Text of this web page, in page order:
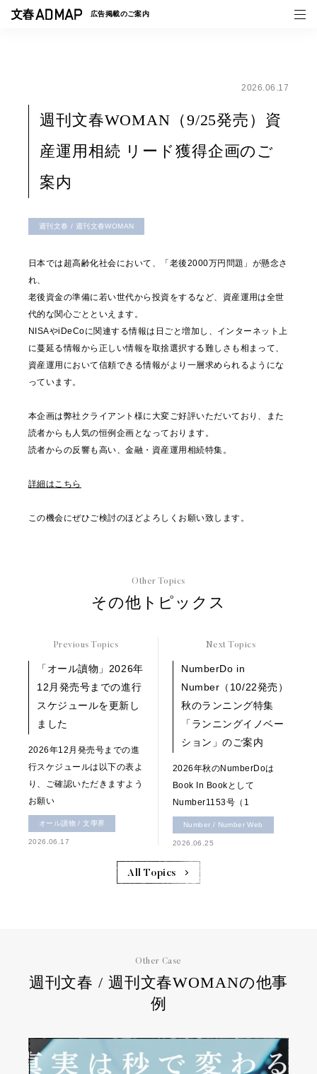
広告掲載のご案内
事例一覧
トピックス
2026.06.17
週刊文春WOMAN（9/25発売）資
産運用相続 リード獲得企画のご
案内
週刊文春 / 週刊文春WOMAN
日本では超高齢化社会において、「老後2000万円問題」が懸念さ
れ、
老後資金の準備に若い世代から投資をするなど、資産運用は全世
代的な関心ごとといえます。
NISAやiDeCoに関連する情報は日ごと増加し、インターネット上
に蔓延る情報から正しい情報を取捨選択する難しさも相まって、
資産運用において信頼できる情報がより一層求められるようにな
っています。
本企画は弊社クライアント様に大変ご好評いただいており、また
読者からも人気の恒例企画となっております。
読者からの反響も高い、金融・資産運用相続特集。
詳細はこちら
この機会にぜひご検討のほどよろしくお願い致します。
Other Topics
その他トピックス
Previous Topics
「オール讀物」2026年
12月発売号までの進行
スケジュールを更新し
ました
2026年12月発売号までの進
行スケジュールは以下の表よ
り、ご確認いただきますよう
お願い
オール讀物 / 文學界
2026.06.17
Next Topics
NumberDo in
Number（10/22発売）
秋のランニング特集
「ランニングイノベー
ション」のご案内
2026年秋のNumberDoは
Book In Bookとして
Number1153号（1
Number / Number Web
2026.06.25
All Topics
Other Case
週刊文春 / 週刊文春WOMANの他事
例